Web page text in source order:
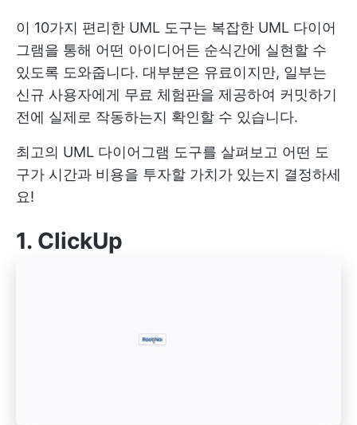
이 10가지 편리한 UML 도구는 복잡한 UML 다이어
그램을 통해 어떤 아이디어든 순식간에 실현할 수
있도록 도와줍니다. 대부분은 유료이지만, 일부는
신규 사용자에게 무료 체험판을 제공하여 커밋하기
전에 실제로 작동하는지 확인할 수 있습니다.
최고의 UML 다이어그램 도구를 살펴보고 어떤 도
구가 시간과 비용을 투자할 가치가 있는지 결정하세
요!
1. ClickUp